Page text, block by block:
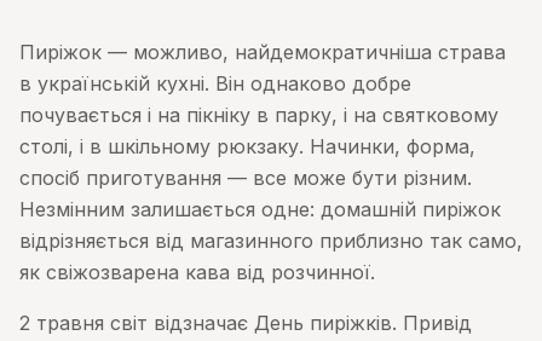
Пиріжок — можливо, найдемократичніша страва
в українській кухні. Він однаково добре
почувається і на пікніку в парку, і на святковому
столі, і в шкільному рюкзаку. Начинки, форма,
спосіб приготування — все може бути різним.
Незмінним залишається одне: домашній пиріжок
відрізняється від магазинного приблизно так само,
як свіжозварена кава від розчинної.
2 травня світ відзначає День пиріжків. Привід